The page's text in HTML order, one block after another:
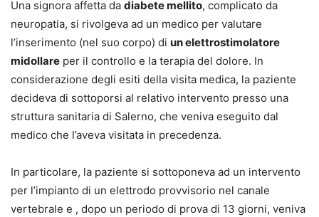
correttamente casi complessi, controversie risarcitorie e
questioni applicative legate alla prova, al nesso di
causalità, alla perdita di chance e alla liquidazione dei
Particolare attenzione è dedicata alle novità normative e
giurisprudenziali più recenti, con approfondimenti su
consenso informato, autodeterminazione del paziente,
mediazione, tentativo obbligatorio di conciliazione,
danno erariale nel comparto sanitario.
Punti di forza
Una signora affetta da diabete mellito, complicato da
neuropatia, si rivolgeva ad un medico per valutare
l’inserimento (nel suo corpo) di un elettrostimolatore
midollare per il controllo e la terapia del dolore. In
considerazione degli esiti della visita medica, la paziente
decideva di sottoporsi al relativo intervento presso una
struttura sanitaria di Salerno, che veniva eseguito dal
medico che l’aveva visitata in precedenza.
In particolare, la paziente si sottoponeva ad un intervento
per l’impianto di un elettrodo provvisorio nel canale
vertebrale e , dopo un periodo di prova di 13 giorni, veniva